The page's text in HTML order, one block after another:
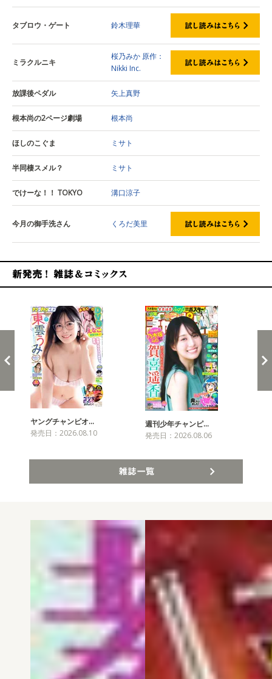
タブロウ・ゲート 鈴木理華
ミラクルニキ
桜乃みか 原作：
Nikki Inc.
放課後ペダル 矢上真野
根本尚の2ページ劇場 根本尚
ほしのこぐま ミサト
半同棲スメル？ ミサト
でけーな！！ TOKYO 溝口涼子
今月の御手洗さん くろだ美里
ヤングチャンピオ…
発売日：2026.08.10
週刊少年チャンピ…
発売日：2026.08.06